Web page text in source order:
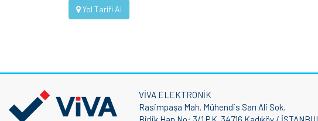
Yol Tarifi Al
VİVA ELEKTRONİK
Rasimpaşa Mah. Mühendis Sarı Ali Sok.